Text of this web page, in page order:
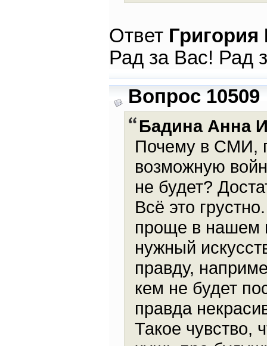
Ответ
Рад за Вас! Рад
Вопрос 10509
Бадина Анна
Почему в СМИ,
возможную
не будет?
Всё это
проще в нашем
нужный
правду,
кем не будет
правда
Такое чувство,